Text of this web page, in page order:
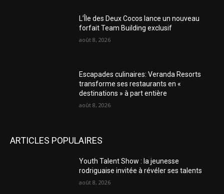
L’Île des Deux Cocos lance un nouveau
forfait Team Building exclusif
août 8, 2026
Escapades culinaires: Veranda Resorts
transforme ses restaurants en «
destinations » à part entière
août 8, 2026
ARTICLES POPULAIRES
Youth Talent Show : la jeunesse
rodriguaise invitée à révéler ses talents
août 8, 2026